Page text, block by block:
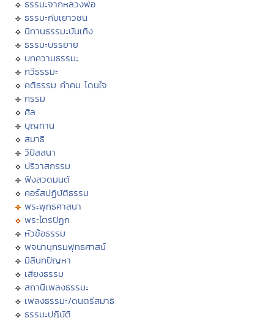
ธรรมะจากหลวงพ่อ
ธรรมะกับเยาวชน
นิทานธรรมะบันเทิง
ธรรมะบรรยาย
บทความธรรมะ
กวีธรรมะ
คติธรรม คำคม โดนใจ
กรรม
ศีล
บุญทาน
สมาธิ
วิปัสสนา
ปริวาสกรรม
ฟังสวดมนต์
คอร์สปฏิบัติธรรม
พระพุทธศาสนา
พระไตรปิฏก
หัวข้อธรรม
พจนานุกรมพุทธศาสน์
มิลินทปัญหา
เสียงธรรม
สถานีเพลงธรรมะ
เพลงธรรมะ/ดนตรีสมาธิ
ธรรมะปฏิบัติ